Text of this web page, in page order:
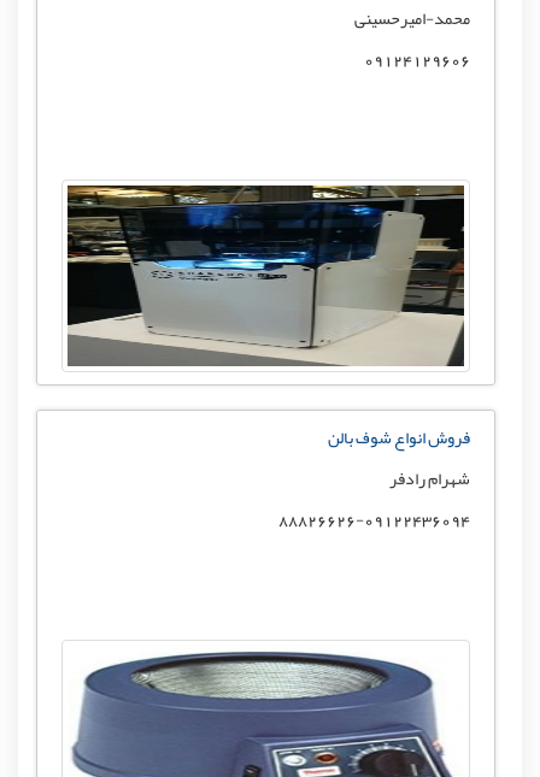
محمد-امیرحسینی
09124129606
فروش انواع شوف بالن
شهرام رادفر
88826626-09122436094